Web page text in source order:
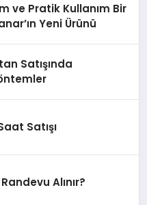
ve Pratik Kullanım Bir
Yeni Ürünü
Satışında
Satışı
Alınır?